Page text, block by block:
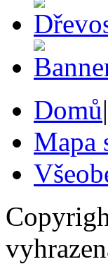
Domů|
Mapa